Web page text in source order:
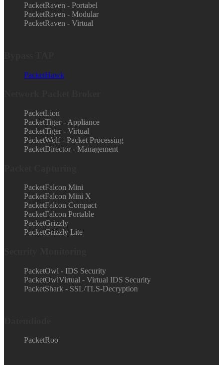
PacketRaven - Portabel
PacketRaven - Modular
PacketRaven - Virtual
PacketHawk
PacketLion
PacketTiger - Appliance
PacketTiger - Virtual
PacketWolf - Packet Processing
PacketDirector - Management
PacketFalcon Mini
PacketFalcon Mini X
PacketFalcon Compact
PacketFalcon Portable
PacketGrizzly
PacketGrizzly Lite
PacketOwl - IDS Security
PacketOwlVirtual - Virtual IDS Security
PacketShark - SSL/TLS-Decryption
PacketRoo